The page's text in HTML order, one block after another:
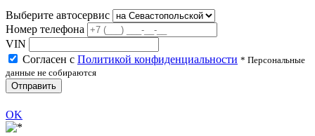
Выберите автосервис
Номер телефона
VIN
Согласен с Политикой конфиденциальности * Персональные
данные не собираются
Отправить
OK